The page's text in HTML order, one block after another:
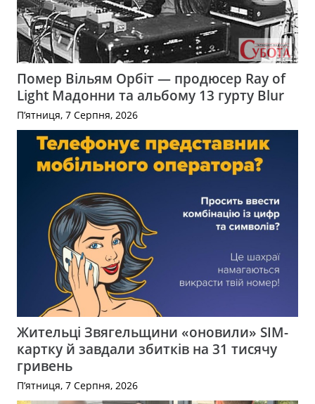
Помер Вільям Орбіт — продюсер Ray of
Light Мадонни та альбому 13 гурту Blur
П’ятниця, 7 Серпня, 2026
Жительці Звягельщини «оновили» SIM-
картку й завдали збитків на 31 тисячу
гривень
П’ятниця, 7 Серпня, 2026